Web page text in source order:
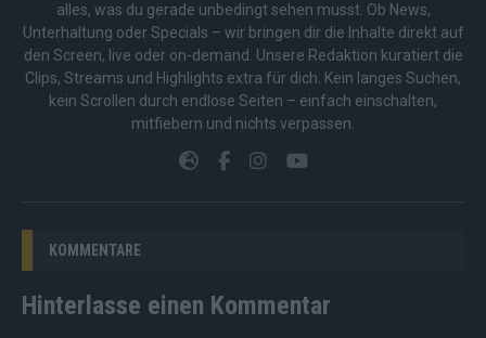
alles, was du gerade unbedingt sehen musst. Ob News,
Unterhaltung oder Specials – wir bringen dir die Inhalte direkt auf
den Screen, live oder on-demand. Unsere Redaktion kuratiert die
Clips, Streams und Highlights extra für dich. Kein langes Suchen,
kein Scrollen durch endlose Seiten – einfach einschalten,
mitfiebern und nichts verpassen.
KOMMENTARE
Hinterlasse einen Kommentar